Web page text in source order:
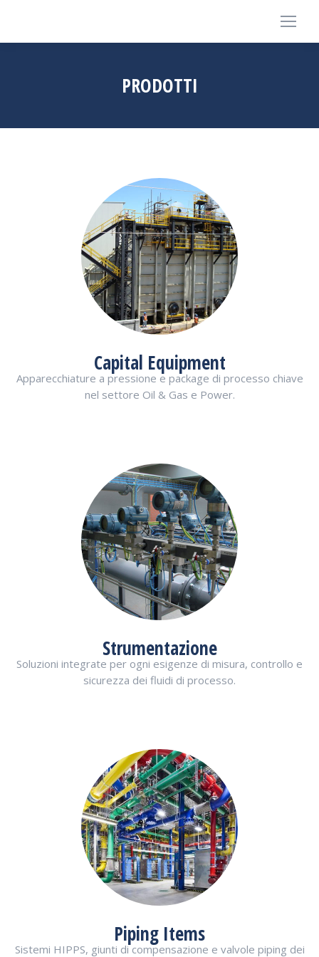
PRODOTTI
Capital Equipment
Apparecchiature a pressione e package di processo chiave
nel settore Oil & Gas e Power.
Strumentazione
Soluzioni integrate per ogni esigenze di misura, controllo e
sicurezza dei fluidi di processo.
Piping Items
Sistemi HIPPS, giunti di compensazione e valvole piping dei